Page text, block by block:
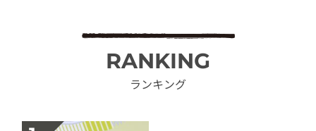
RANKING
ランキング